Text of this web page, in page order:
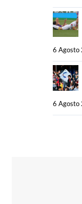
6 Agosto
6 Agosto